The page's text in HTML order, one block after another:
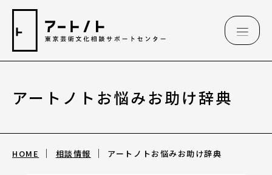
相談情報
相談情報
アートノトお悩みお助け辞典
HOME 相談情報 アートノトお悩みお助け辞典